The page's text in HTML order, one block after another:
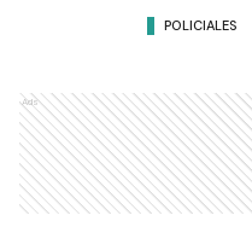
POLICIALES
Ads